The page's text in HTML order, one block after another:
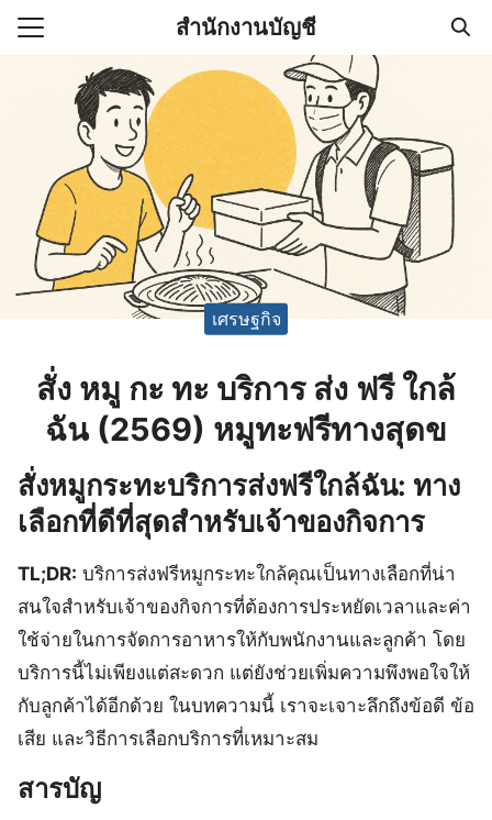
Skip
สำนักงานบัญชี
านบัญชี (Accounting
ช่วยสำคัญในการบริหาร
เศรษฐกิจ
สั่ง หมู กะ ทะ บริการ ส่ง ฟรี ใกล้
ฉัน (2569) หมูทะฟรีทางสุดข
สั่งหมูกระทะบริการส่งฟรีใกล้ฉัน: ทาง
เลือกที่ดีที่สุดสำหรับเจ้าของกิจการ
TL;DR: บริการส่งฟรีหมูกระทะใกล้คุณเป็นทางเลือกที่น่า
สนใจสำหรับเจ้าของกิจการที่ต้องการประหยัดเวลาและค่า
ใช้จ่ายในการจัดการอาหารให้กับพนักงานและลูกค้า โดย
บริการนี้ไม่เพียงแต่สะดวก แต่ยังช่วยเพิ่มความพึงพอใจให้
กับลูกค้าได้อีกด้วย ในบทความนี้ เราจะเจาะลึกถึงข้อดี ข้อ
เสีย และวิธีการเลือกบริการที่เหมาะสม
สารบัญ